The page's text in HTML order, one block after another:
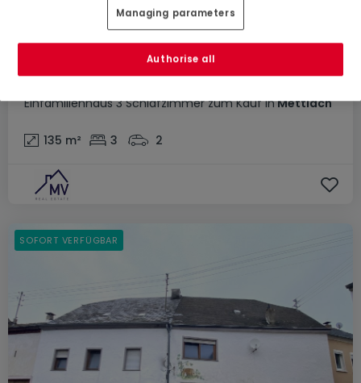
Einfamilienhaus 3 Schlafzimmer zum Kauf inMettlach
189.000 €
135 m² 3 2
SOFORT VERFÜGBAR
Managing parameters
Authorise all